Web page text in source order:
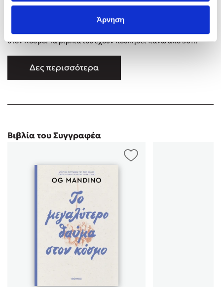
Άρνηση
Ο Og Mandino (12 Δεκεμβρίου 1923 – 3 Σεπτεμβρίου 1996)
στον Κόσμο. Τα βιβλία του έχουν πουλήσει πάνω από 50
περισσότερες από 25 γλώσσες. Ο Μαντίνο ξεκίνησε ως
ασφαλιστής και περνούσε τα βράδια του σε μπαρ, πίνοντας
Δες περισσότερα
Βιβλία του Συγγραφέα